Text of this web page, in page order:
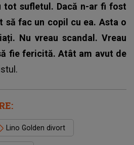
tot sufletul. Dacă n-ar fi fost
să fac un copil cu ea. Asta o
Nu vreau scandal. Vreau
fie fericită. Atât am avut de
.
Lino Golden divort